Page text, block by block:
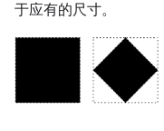
于应有的尺寸。